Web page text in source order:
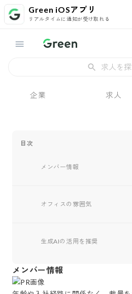
Green iOSアプリ
リアルタイムに通知が受け取れる
求人を
企業 求人
目次
メンバー情報
オフィスの雰囲気
生成AIの活用を推奨
メンバー情報